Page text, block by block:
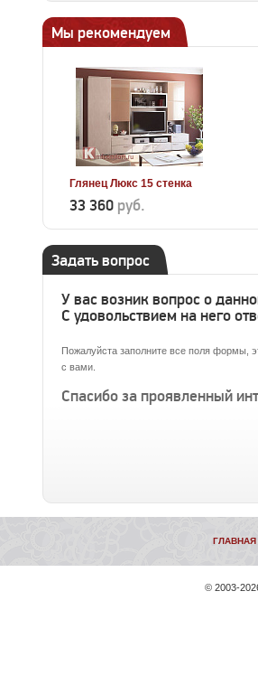
Мы рекомендуем
Глянец Люкс 15 стенка
33 360 руб.
Задать вопрос
У вас возник вопрос о
С удовольствием на него
Пожалуйста заполните все поля формы,
с вами.
Спасибо за проявленный
ГЛАВНАЯ
© 2003-